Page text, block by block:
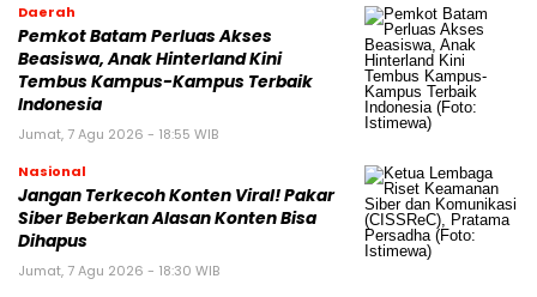
Daerah
Pemkot Batam Perluas Akses
Beasiswa, Anak Hinterland Kini
Tembus Kampus-Kampus Terbaik
Indonesia
Jumat, 7 Agu 2026 - 18:55 WIB
Nasional
Jangan Terkecoh Konten Viral! Pakar
Siber Beberkan Alasan Konten Bisa
Dihapus
Jumat, 7 Agu 2026 - 18:30 WIB